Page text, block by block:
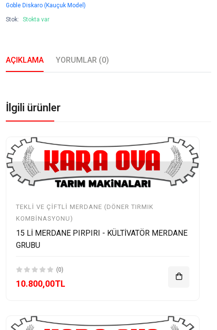
Goble Diskaro (Kauçuk Model)
Stok: Stokta var
AÇIKLAMA YORUMLAR (0)
İlgili ürünler
TEKLI VE ÇIFTLI MERDANE (DÖNER TIRMIK
KOMBINASYONU)
15 Lİ MERDANE PIRPIRI - KÜLTİVATÖR MERDANE
GRUBU
(0)
10.800,00TL